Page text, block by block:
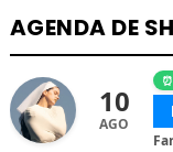
AGENDA DE
10
AGO